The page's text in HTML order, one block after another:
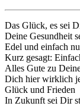
Das Glück, es sei
Deine Gesundheit
Edel und einfach
Kurz gesagt:
Alles Gute zu
Dich hier wirklich
Glück und Frieden
In Zukunft sei Dir